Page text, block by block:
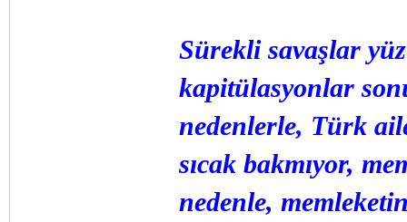
Sürekli savaşlar
kapitülasyonlar
nedenlerle, Türk
sıcak bakmıyor,
nedenle,